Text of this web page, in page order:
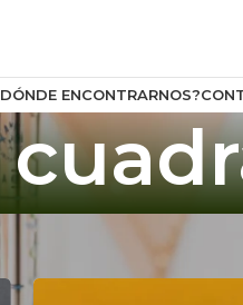
ENCONTRARNOS?